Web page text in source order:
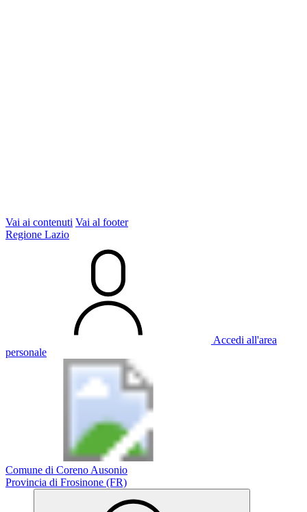
Vai ai contenuti Vai al footer
Regione Lazio
Accedi all'area
personale
Comune di Coreno Ausonio
Provincia di Frosinone (FR)